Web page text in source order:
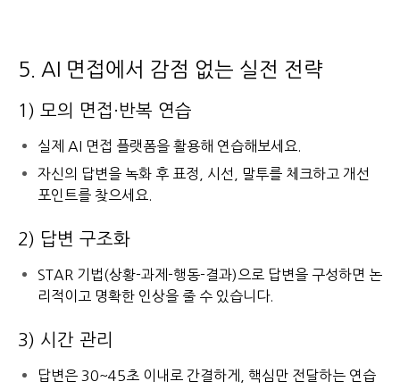
5. AI 면접에서 감점 없는 실전 전략
1) 모의 면접·반복 연습
실제 AI 면접 플랫폼을 활용해 연습해보세요.
자신의 답변을 녹화 후 표정, 시선, 말투를 체크하고 개선
포인트를 찾으세요.
2) 답변 구조화
STAR 기법(상황-과제-행동-결과)으로 답변을 구성하면 논
리적이고 명확한 인상을 줄 수 있습니다.
3) 시간 관리
답변은 30~45초 이내로 간결하게, 핵심만 전달하는 연습